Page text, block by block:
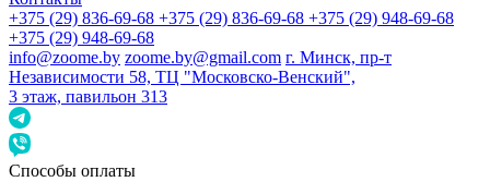
+375 (29) 836-69-68 +375 (29) 836-69-68 +375 (29) 948-69-68
+375 (29) 948-69-68
info@zoome.by zoome.by@gmail.com г. Минск, пр-т
Независимости 58, ТЦ "Московско-Венский",
3 этаж, павильон 313
Способы оплаты